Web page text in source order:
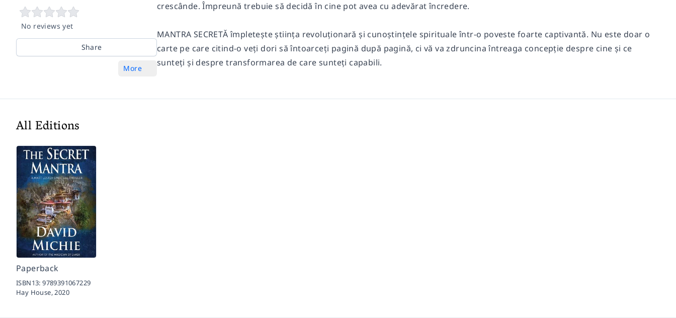
No reviews yet
Share
More
crescânde. Împreună trebuie să decidă în cine pot avea cu adevărat încredere.
MANTRA SECRETĂ împletește știința revoluționară și cunoștin­țele spirituale într-o poveste foarte captivantă. Nu este doar o
carte pe care citind-o veți dori să întoarceți pagină după pagină, ci vă va zdruncina întreaga concepție despre cine și ce
sunteți și despre transformarea de care sunteți capabili.
All Editions
Paperback
ISBN13:9789391067229
Hay House,2020